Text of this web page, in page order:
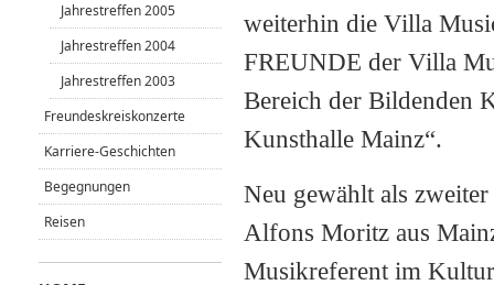
weiterhin die Villa
FREUNDE der Villa
Bereich der Bildenden
Kunsthalle Mainz“.
Neu gewählt als
Alfons Moritz aus
Musikreferent im
Jahrestreffen 2005
Jahrestreffen 2004
Jahrestreffen 2003
Freundeskreiskonzerte
Karriere-Geschichten
Begegnungen
Reisen